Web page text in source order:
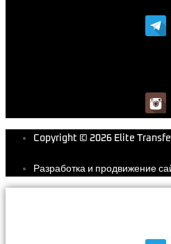
Copyright © 2026 Elite
Разработка и продвижение